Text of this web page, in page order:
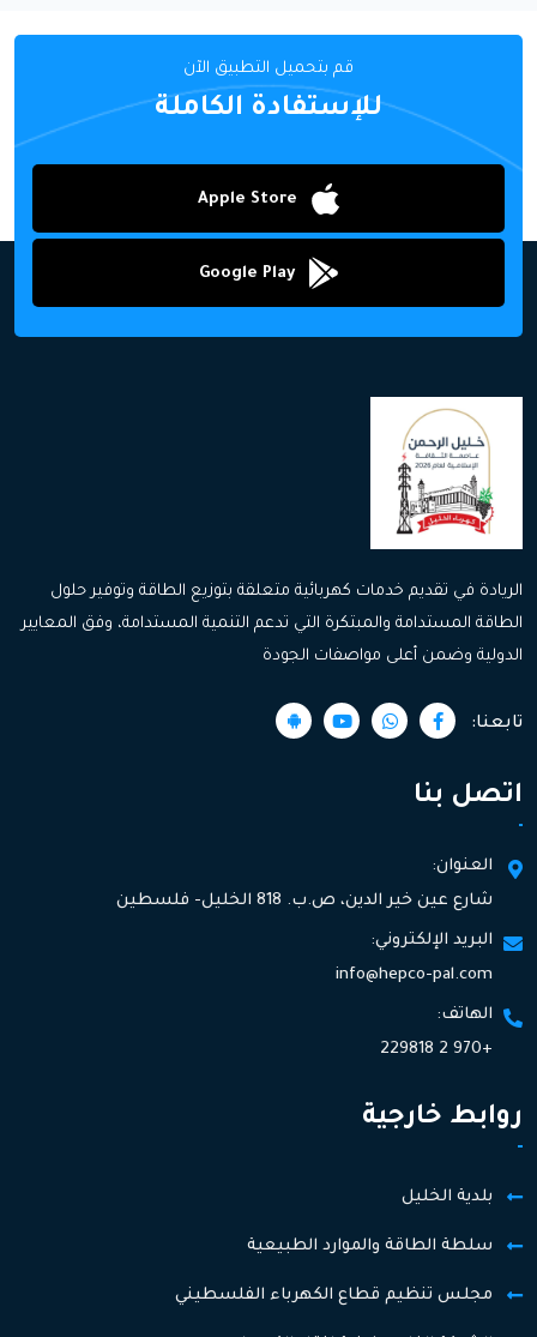
قم بتحميل التطبيق الآن
للإستفادة الكاملة
Apple Store
Google Play
الريادة في تقديم خدمات كهربائية متعلقة بتوزيع الطاقة وتوفير حلول
الطاقة المستدامة والمبتكرة التي تدعم التنمية المستدامة، وفق المعايير
الدولية وضمن أعلى مواصفات الجودة
تابعنا:
اتصل بنا
العنوان:
شارع عين خير الدين، ص.ب. 818 الخليل- فلسطين
البريد الإلكتروني:
info@hepco-pal.com
الهاتف:
+970 2 229818
روابط خارجية
بلدية الخليل
سلطة الطاقة والموارد الطبيعية
مجلس تنظيم قطاع الكهرباء الفلسطيني